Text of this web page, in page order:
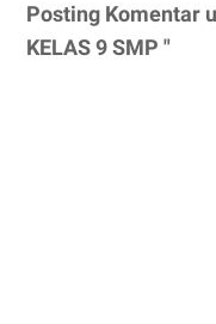
Posting Komentar
KELAS 9 SMP "